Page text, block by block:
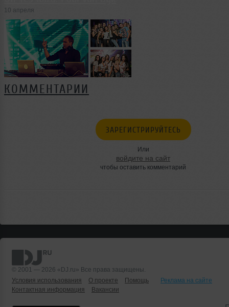
10 апреля
КОММЕНТАРИИ
ЗАРЕГИСТРИРУЙТЕСЬ
Или
войдите на сайт
чтобы оставить комментарий
© 2001 — 2026 «DJ.ru» Все права защищены.
Условия использования
О проекте Помощь
Реклама на сайте
Контактная информация
Вакансии